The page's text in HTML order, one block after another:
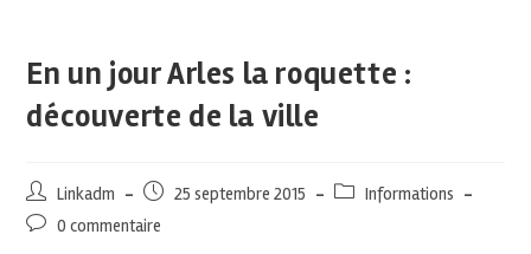
En un jour Arles la roquette :
découverte de la ville
Linkadm 25 septembre 2015
Informations
0 commentaire